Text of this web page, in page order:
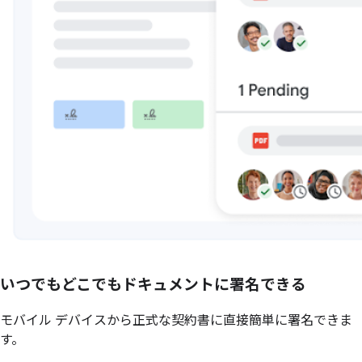
いつでもどこでもドキュメントに署名できる
モバイル デバイスから正式な契約書に直接簡単に署名できま
す。